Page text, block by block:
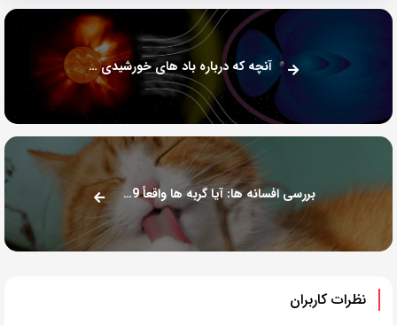
آنچه که درباره باد های خورشیدی نمیدانستید!
بررسی افسانه ها: آیا گربه ها واقعاً 9 جان دارند؟
نظرات کاربران